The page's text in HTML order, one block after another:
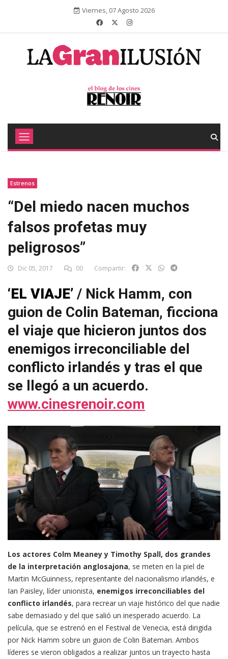
Viernes, 07 Agosto 2026
Estrenos
“Del miedo nacen muchos
falsos profetas muy
peligrosos”
Dic 05, 2017 00 Compartir:
‘EL VIAJE’ / Nick Hamm, con
guion de Colin Bateman, ficciona
el viaje que hicieron juntos dos
enemigos irreconciliable del
conflicto irlandés y tras el que
se llegó a un acuerdo.
www.cinesrenoir.com
Los actores Colm Meaney y Timothy Spall, dos grandes
de la interpretación anglosajona, se meten en la piel de
Martin McGuinness, representante del nacionalismo irlandés, e
Ian Paisley, líder unionista, enemigos irreconciliables del
conflicto irlandés, para recrear un viaje histórico del que nadie
sabe demasiado y del que salió un inesperado acuerdo. La
película, que se estrenó en el Festival de Venecia, está dirigida
por Nick Hamm sobre un guion de Colin Bateman. Ambos
líderes se vieron obligados a realizar juntos un trayecto hasta